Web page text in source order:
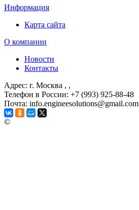
Информация
Карта сайта
О компании
Новости
Контакты
Адрес: г. Москва , ,
Телефон в России: +7 (993) 925-88-48
Почта: info.engineesolutions@gmail.com
©